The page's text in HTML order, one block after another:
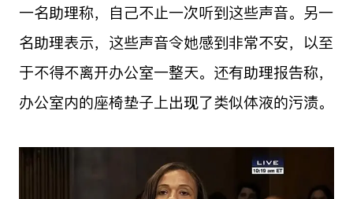
一名助理称，自己不止一次听到这些声音。另一
名助理表示，这些声音令她感到非常不安，以至
于不得不离开办公室一整天。还有助理报告称，
办公室内的座椅垫子上出现了类似体液的污渍。